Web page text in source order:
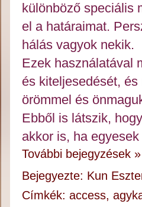
különböző speciális
el a határaimat.
hálás vagyok nekik.
Ezek használatával
és kiteljesedését,
örömmel és
Ebből is látszik,
akkor is, ha
További bejegyzések »
Bejegyezte: Kun
Címkék:access,